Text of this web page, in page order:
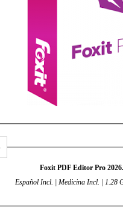
Foxit PDF Editor Pro
Español Incl. | Medicina Incl. | 1.28